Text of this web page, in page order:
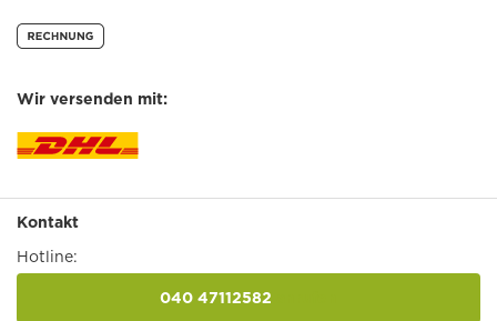
Wir versenden mit:
Kontakt
Hotline:
040 47112582